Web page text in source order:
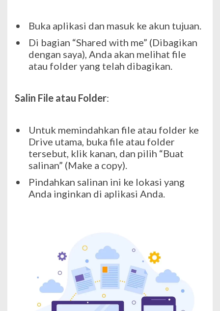
Buka aplikasi dan masuk ke akun tujuan.
Di bagian “Shared with me” (Dibagikan
dengan saya), Anda akan melihat file
atau folder yang telah dibagikan.
Salin File atau Folder:
Untuk memindahkan file atau folder ke
Drive utama, buka file atau folder
tersebut, klik kanan, dan pilih “Buat
salinan” (Make a copy).
Pindahkan salinan ini ke lokasi yang
Anda inginkan di aplikasi Anda.